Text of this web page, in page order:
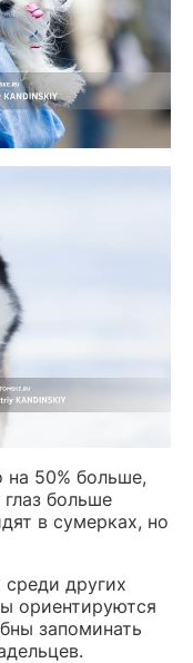
50% больше,
больше
в сумерках, но
других
ориентируются
запоминать